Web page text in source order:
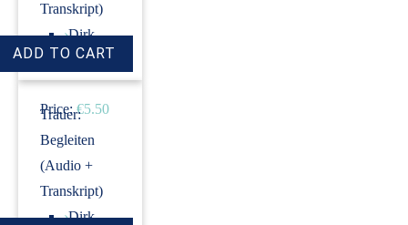
Transkript)
›Dirk
Revenstorf
Price: €5.50
Trauer:
Begleiten
(Audio +
Transkript)
›Dirk